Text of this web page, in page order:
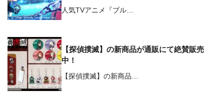
人気TVアニメ『ブル…
【探偵撲滅】の新商品が通販にて絶賛販売
中！
【探偵撲滅】の新商品…